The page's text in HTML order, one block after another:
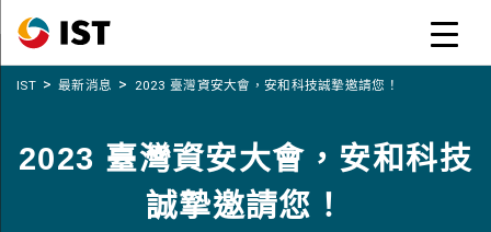
IST > 最新消息 > 2023 臺灣資安大會，安和科技誠摯邀請您！
2023 臺灣資安大會，安和科技
誠摯邀請您！